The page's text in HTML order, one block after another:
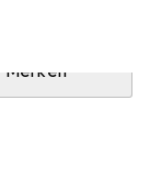
Merken